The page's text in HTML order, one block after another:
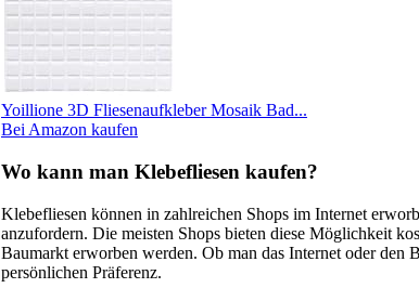
Yoillione 3D Fliesenaufkleber Mosaik Bad...
Bei Amazon kaufen
Wo kann man Klebefliesen kaufen?
Klebefliesen können in zahlreichen Shops im Internet
anzufordern. Die meisten Shops bieten diese Möglichkeit
Baumarkt erworben werden. Ob man das Internet oder den
persönlichen Präferenz.